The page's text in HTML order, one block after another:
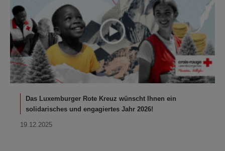
Das Luxemburger Rote Kreuz wünscht Ihnen ein
solidarisches und engagiertes Jahr 2026!
19.12.2025